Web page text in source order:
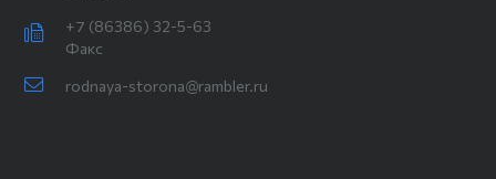
+7 (86386) 32-5-63
Факс
rodnaya-storona@rambler.ru